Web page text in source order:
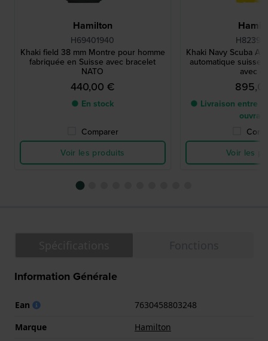
Hamilton
H69401940
Khaki field 38 mm Montre pour homme
fabriquée en Suisse avec bracelet
NATO
440,00 €
● En stock
Comparer
Voir les produits
Khaki Navy Scuba
automatique suisse
avec
● Livraison entre
Voir les
Information Générale
Ean
7630458803248
Marque
Hamilton